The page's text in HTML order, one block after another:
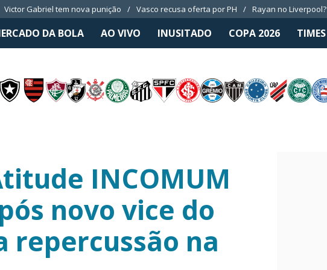
Victor Gabriel tem nova punição Vasco recusa oferta por PH Rayan no Liverpool?
DA BOLA AO VIVO INUSITADO COPA 2026 TIMES
INCOMUM
novo vice do
repercussão na